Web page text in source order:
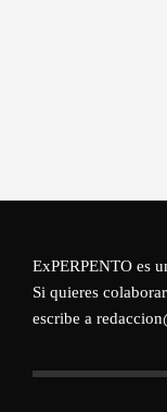
ExPERPENTO es
Si quieres
escribe a